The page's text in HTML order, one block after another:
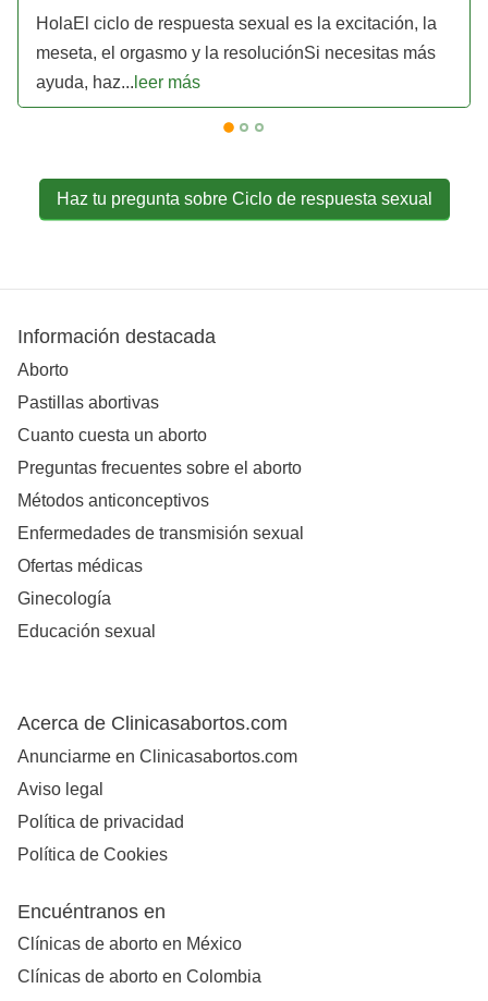
HolaEl ciclo de respuesta sexual es la excitación, la
meseta, el orgasmo y la resoluciónSi necesitas más
ayuda, haz... leer más
Haz tu pregunta sobre Ciclo de respuesta sexual
Información destacada
Aborto
Pastillas abortivas
Cuanto cuesta un aborto
Preguntas frecuentes sobre el aborto
Métodos anticonceptivos
Enfermedades de transmisión sexual
Ofertas médicas
Ginecología
Educación sexual
Acerca de Clinicasabortos.com
Anunciarme en Clinicasabortos.com
Aviso legal
Política de privacidad
Política de Cookies
Encuéntranos en
Clínicas de aborto en México
Clínicas de aborto en Colombia